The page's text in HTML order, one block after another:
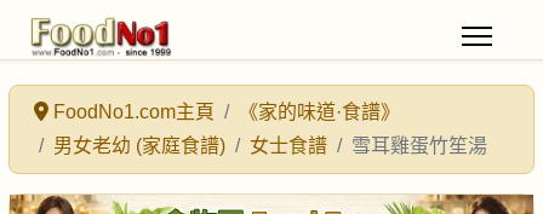
FoodNo1.com主頁
《家的味道·食譜》
男女老幼 (家庭食譜)
女士食譜 雪耳雞蛋竹笙湯